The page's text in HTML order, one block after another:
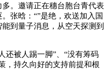
。邀请正在穗台胞台青代表
张晗：“”是绝，欢送加入国
到量子消息，从空天探测到
被人踢一脚”、“没有筹码
，持久向好的支持前提和根